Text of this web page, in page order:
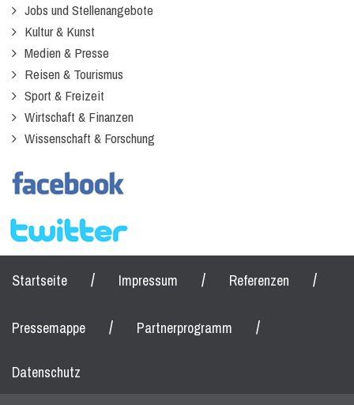
Jobs und Stellenangebote
Kultur & Kunst
Medien & Presse
Reisen & Tourismus
Sport & Freizeit
Wirtschaft & Finanzen
Wissenschaft & Forschung
Startseite / Impressum / Referenzen /
Pressemappe / Partnerprogramm /
Datenschutz